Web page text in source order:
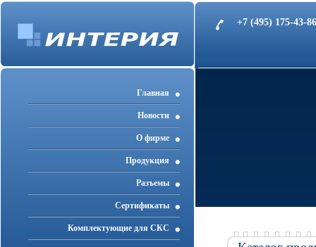
+7 (495) 175-43-
Главная
Новости
О фирме
Продукция
Разъемы
Cертификаты
Комплектующие для СКС